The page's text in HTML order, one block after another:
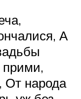
А
прими,
От народа